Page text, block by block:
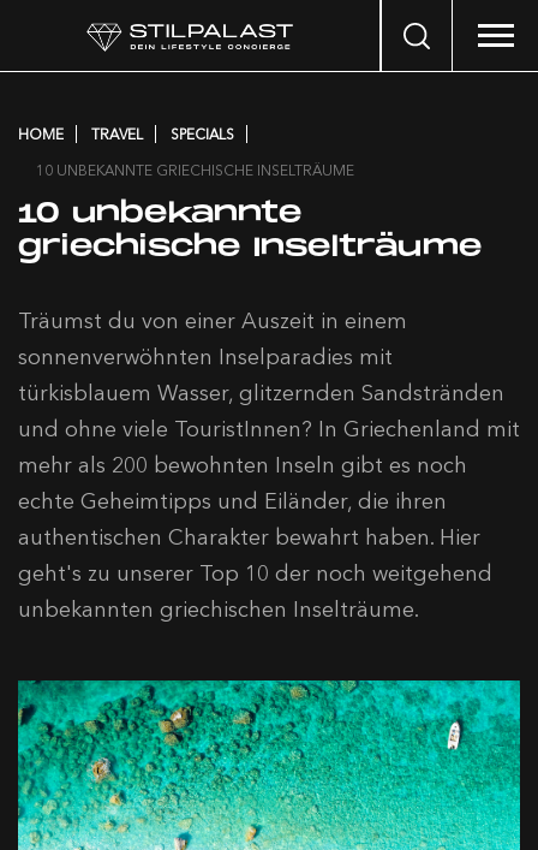
Search
HOME TRAVEL
SPECIALS
10 UNBEKANNTE GRIECHISCHE INSELTRÄUME
10 unbekannte
griechische Inselträume
Träumst du von einer Auszeit in einem
sonnenverwöhnten Inselparadies mit
türkisblauem Wasser, glitzernden Sandstränden
und ohne viele TouristInnen? In Griechenland mit
mehr als 200 bewohnten Inseln gibt es noch
echte Geheimtipps und Eiländer, die ihren
authentischen Charakter bewahrt haben. Hier
geht's zu unserer Top 10 der noch weitgehend
unbekannten griechischen Inselträume.